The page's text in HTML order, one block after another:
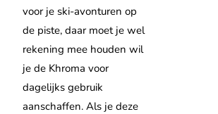
voor je ski-avonturen op
de piste, daar moet je wel
rekening mee houden wil
je de Khroma voor
dagelijks gebruik
aanschaffen. Als je deze